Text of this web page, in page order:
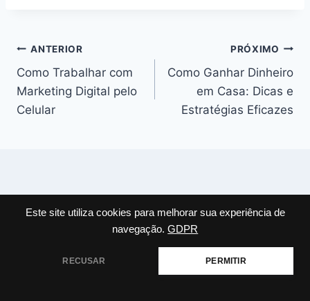
Este site utiliza cookies para melhorar sua experiência de
navegação. GDPR
RECUSAR PERMITIR
Navegação
de
Post
ANTERIOR
Como Trabalhar com
Marketing Digital pelo
Celular
PRÓXIMO
Como Ganhar Dinheiro
em Casa: Dicas e
Estratégias Eficazes
Posts Similares